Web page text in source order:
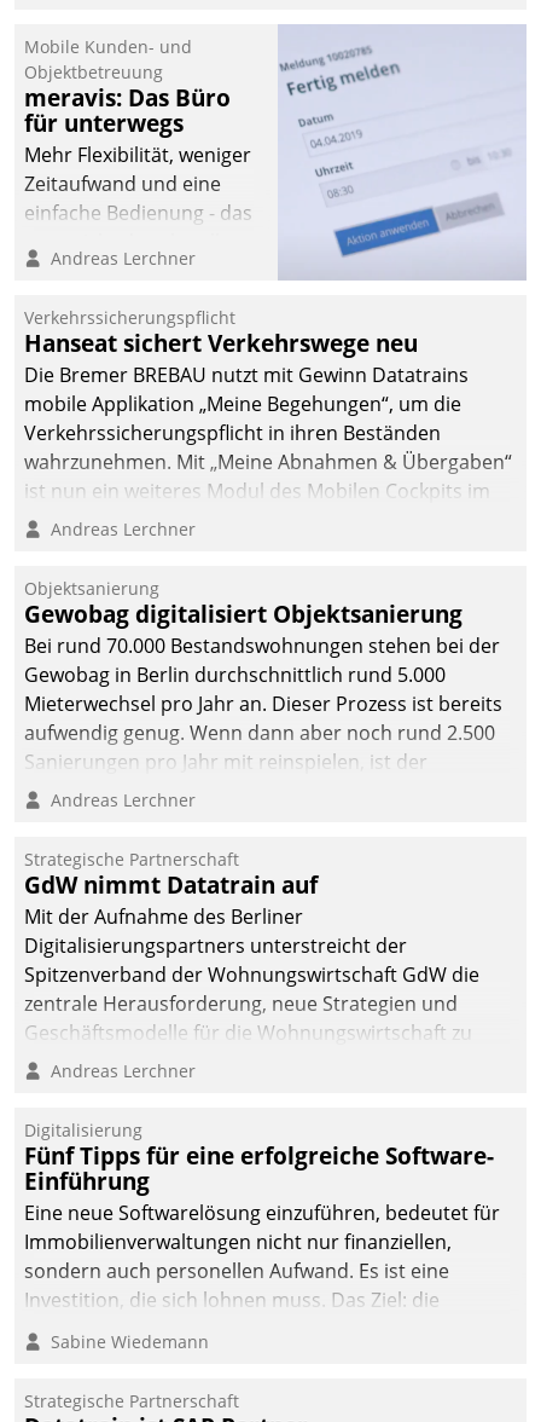
Mobile Kunden- und
Objektbetreuung
meravis: Das Büro
für unterwegs
Mehr Flexibilität, weniger
Zeitaufwand und eine
einfache Bedienung - das
Cockpit für mobile
Datatrain. Die meravis
Wohnungsbau- und
Immobilien GmbH hat
sich dabei für den Betrieb
der Lösung über die SAP
Cloud Platform
entschieden - als erstes
Unternehmen am
Andreas Lerchner
Verkehrssicherungspflicht
Hanseat sichert Verkehrswege neu
Die Bremer BREBAU nutzt mit Gewinn Datatrains
mobile Applikation „Meine Begehungen“, um die
Verkehrssicherungspflicht in ihren Beständen
wahrzunehmen. Mit „Meine Abnahmen & Übergaben“
ist nun ein weiteres Modul des Mobilen Cockpits im
Einsatz.
Andreas Lerchner
Objektsanierung
Gewobag digitalisiert Objektsanierung
Bei rund 70.000 Bestandswohnungen stehen bei der
Gewobag in Berlin durchschnittlich rund 5.000
Mieterwechsel pro Jahr an. Dieser Prozess ist bereits
aufwendig genug. Wenn dann aber noch rund 2.500
Sanierungen pro Jahr mit reinspielen, ist der
Betreuungs- und Organisationsaufwand immens. Im
kommunale Wohnungsbauunternehmen daher
gemeinsam mit der Berliner Datatrain GmbH den
Teilprozess der Objektsanierung digitalisiert.
Andreas Lerchner
Strategische Partnerschaft
GdW nimmt Datatrain auf
Mit der Aufnahme des Berliner
Digitalisierungspartners unterstreicht der
Spitzenverband der Wohnungswirtschaft GdW die
zentrale Herausforderung, neue Strategien und
Geschäftsmodelle für die Wohnungswirtschaft zu
entwickeln.
Andreas Lerchner
Digitalisierung
Fünf Tipps für eine erfolgreiche Software-
Einführung
Eine neue Softwarelösung einzuführen, bedeutet für
Immobilienverwaltungen nicht nur finanziellen,
sondern auch personellen Aufwand. Es ist eine
Investition, die sich lohnen muss. Das Ziel: die
nachhaltige Optimierung der Geschäftsabläufe. Damit
dieses Ziel erreicht wird, sollten einige Grundregeln
Sabine Wiedemann
Strategische Partnerschaft